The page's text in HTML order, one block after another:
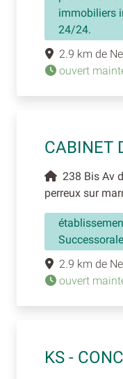
immobiliers
24/24.
2.9 km de
ouvert
CABINET
238 Bis Av
perreux sur
2.9 km de
ouvert
KS -